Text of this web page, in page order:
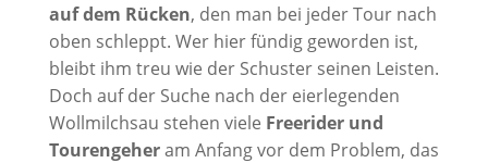
auf dem Rücken, den man bei jeder Tour nach
oben schleppt. Wer hier fündig geworden ist,
bleibt ihm treu wie der Schuster seinen Leisten.
Doch auf der Suche nach der eierlegenden
Wollmilchsau stehen viele Freerider und
Tourengeheram Anfang vor dem Problem, das